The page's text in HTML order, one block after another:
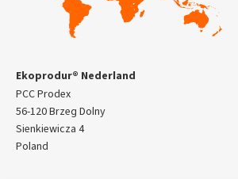
Ekoprodur® Nederland
PCC Prodex
56-120 Brzeg Dolny
Sienkiewicza 4
Poland